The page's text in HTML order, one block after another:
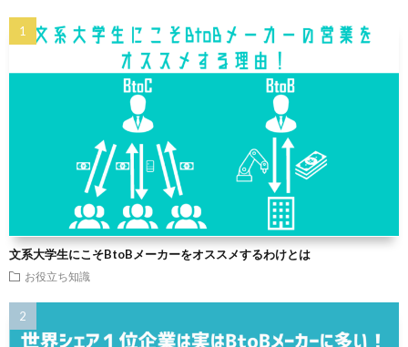
文系大学生にこそBtoBメーカーをオススメするわけとは
お役立ち知識